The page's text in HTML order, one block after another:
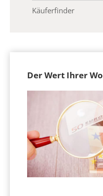
Käuferfinder
Der Wert Ihrer